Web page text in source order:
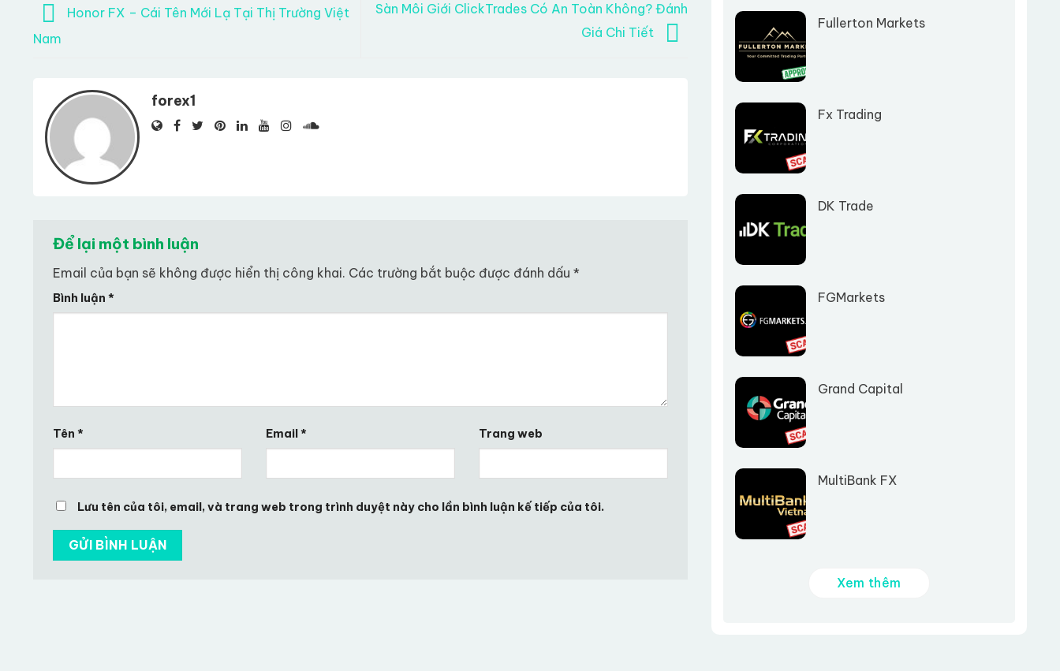
Honor FX – Cái Tên Mới Lạ Tại Thị Trường Việt
Nam
Sàn Môi Giới ClickTrades Có An Toàn Không? Đánh
Giá Chi Tiết
forex1
Để lại một bình luận
Email của bạn sẽ không được hiển thị công khai. Các trường bắt buộc được đánh dấu *
Bình luận *
Tên * Email* Trang web
Lưu tên của tôi, email, và trang web trong trình duyệt này cho lần bình luận kế tiếp của tôi.
Fullerton Markets
Fx Trading
DK Trade
FGMarkets
Grand Capital
MultiBank FX
Xem thêm